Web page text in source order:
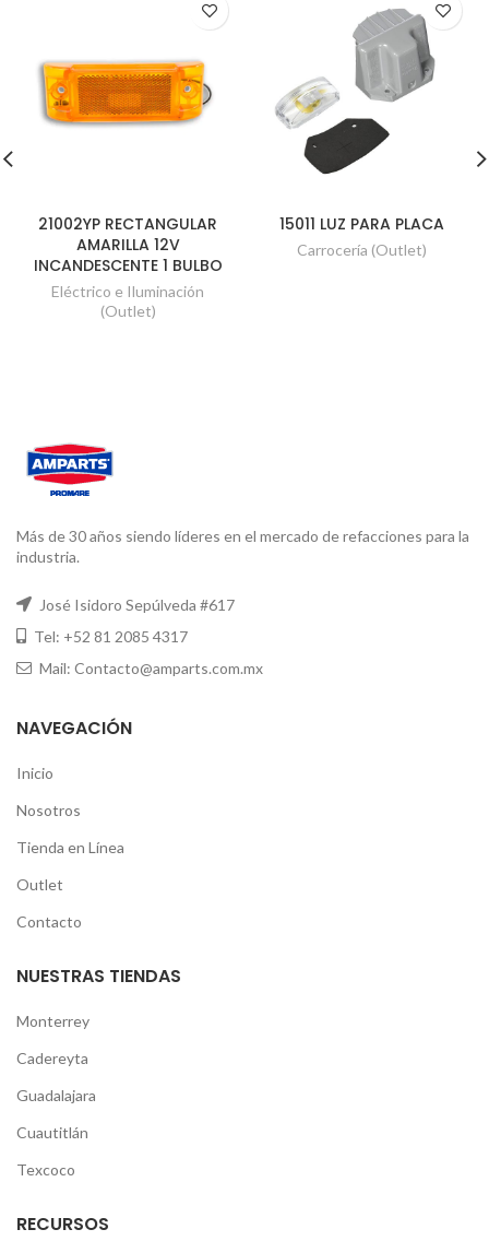
21002YP RECTANGULAR
AMARILLA 12V
INCANDESCENTE 1 BULBO
Eléctrico e Iluminación
(Outlet)
15011 LUZ PARA PLACA
Carrocería (Outlet)
Más de 30 años siendo líderes en el mercado de refacciones para la
industria.
José Isidoro Sepúlveda #617
Tel: +52 81 2085 4317
Mail: Contacto@amparts.com.mx
NAVEGACIÓN
Inicio
Nosotros
Tienda en Línea
Outlet
Contacto
NUESTRAS TIENDAS
Monterrey
Cadereyta
Guadalajara
Cuautitlán
Texcoco
RECURSOS